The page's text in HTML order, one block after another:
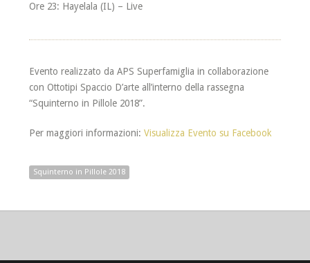
Ore 23: Hayelala (IL) – Live
Evento realizzato da APS Superfamiglia in collaborazione
con Ottotipi Spaccio D’arte all’interno della rassegna
“Squinterno in Pillole 2018”.
Per maggiori informazioni: Visualizza Evento su Facebook
Squinterno in Pillole 2018